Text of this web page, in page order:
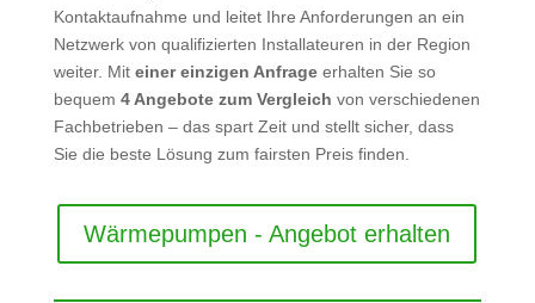
Kontaktaufnahme und leitet Ihre Anforderungen an ein
Netzwerk von qualifizierten Installateuren in der Region
weiter. Mit einer einzigen Anfrageerhalten Sie so
bequem 4 Angebote zum Vergleich von verschiedenen
Fachbetrieben – das spart Zeit und stellt sicher, dass
Sie die beste Lösung zum fairsten Preis finden.
Wärmepumpen - Angebot erhalten